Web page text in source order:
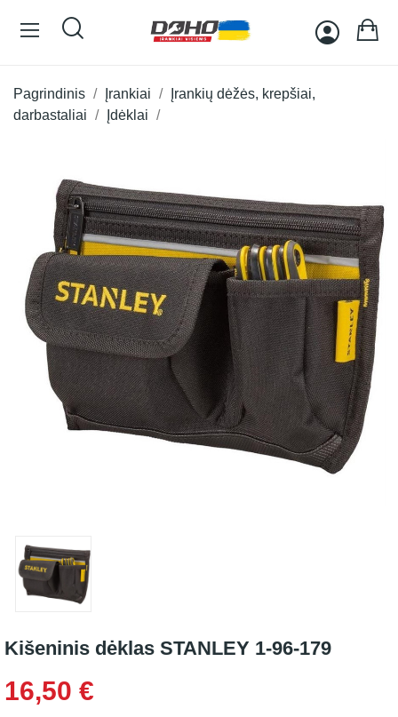
Pagrindinis Įrankiai
Įrankių dėžės, krepšiai,
darbastaliai
Įdėklai
Kišeninis dėklas STANLEY 1-96-179
16,50 €